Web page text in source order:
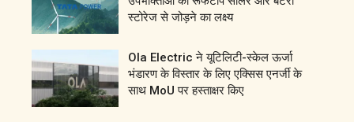
स्टोरेज से जोड़ने का लक्ष्य
Ola Electric ने यूटिलिटी-स्केल ऊर्जा
भंडारण के विस्तार के लिए एक्सिस एनर्जी के
साथ MoU पर हस्ताक्षर किए